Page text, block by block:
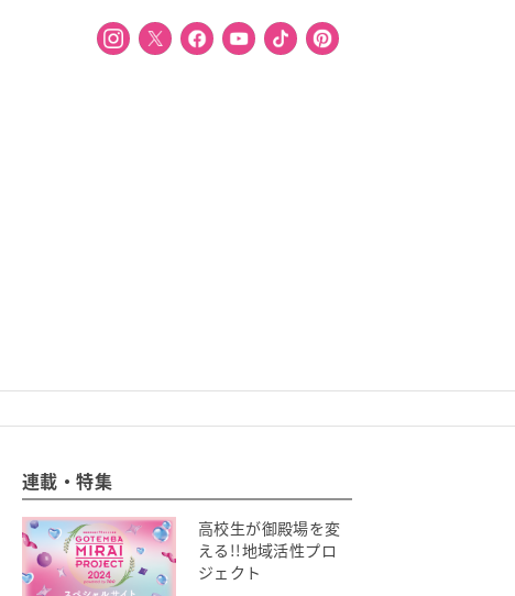
連載・特集
高校生が御殿場を変
える!!地域活性プロ
ジェクト